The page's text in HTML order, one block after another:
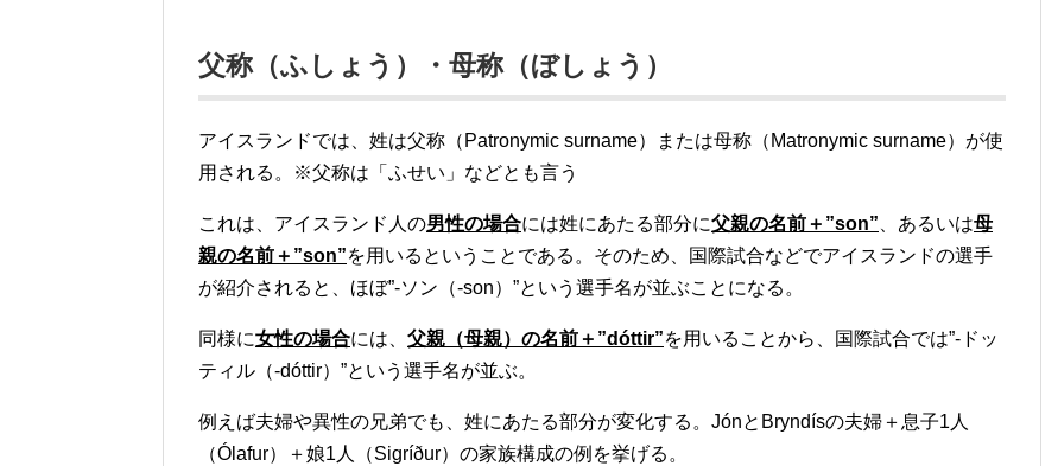
父称（ふしょう）・母称（ぼしょう）
アイスランドでは、姓は父称（Patronymic surname）または母称（Matronymic surname）が使
用される。※父称は「ふせい」などとも言う
これは、アイスランド人の男性の場合には姓にあたる部分に父親の名前＋”son” 、あるいは母
親の名前＋”son”を用いるということである。そのため、国際試合などでアイスランドの選手
が紹介されると、ほぼ”-ソン（-son）”という選手名が並ぶことになる。
同様に女性の場合には、 父親（母親）の名前＋”dóttir”を用いることから、国際試合では”-ドッ
ティル（-dóttir）”という選手名が並ぶ。
例えば夫婦や異性の兄弟でも、姓にあたる部分が変化する。JónとBryndísの夫婦＋息子1人
（Ólafur）＋娘1人（Sigríður）の家族構成の例を挙げる。